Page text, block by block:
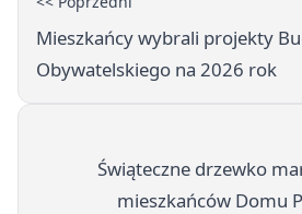
Mieszkańcy wybrali projekty
Obywatelskiego na 2026 rok
Świąteczne drzewko
mieszkańców Domu